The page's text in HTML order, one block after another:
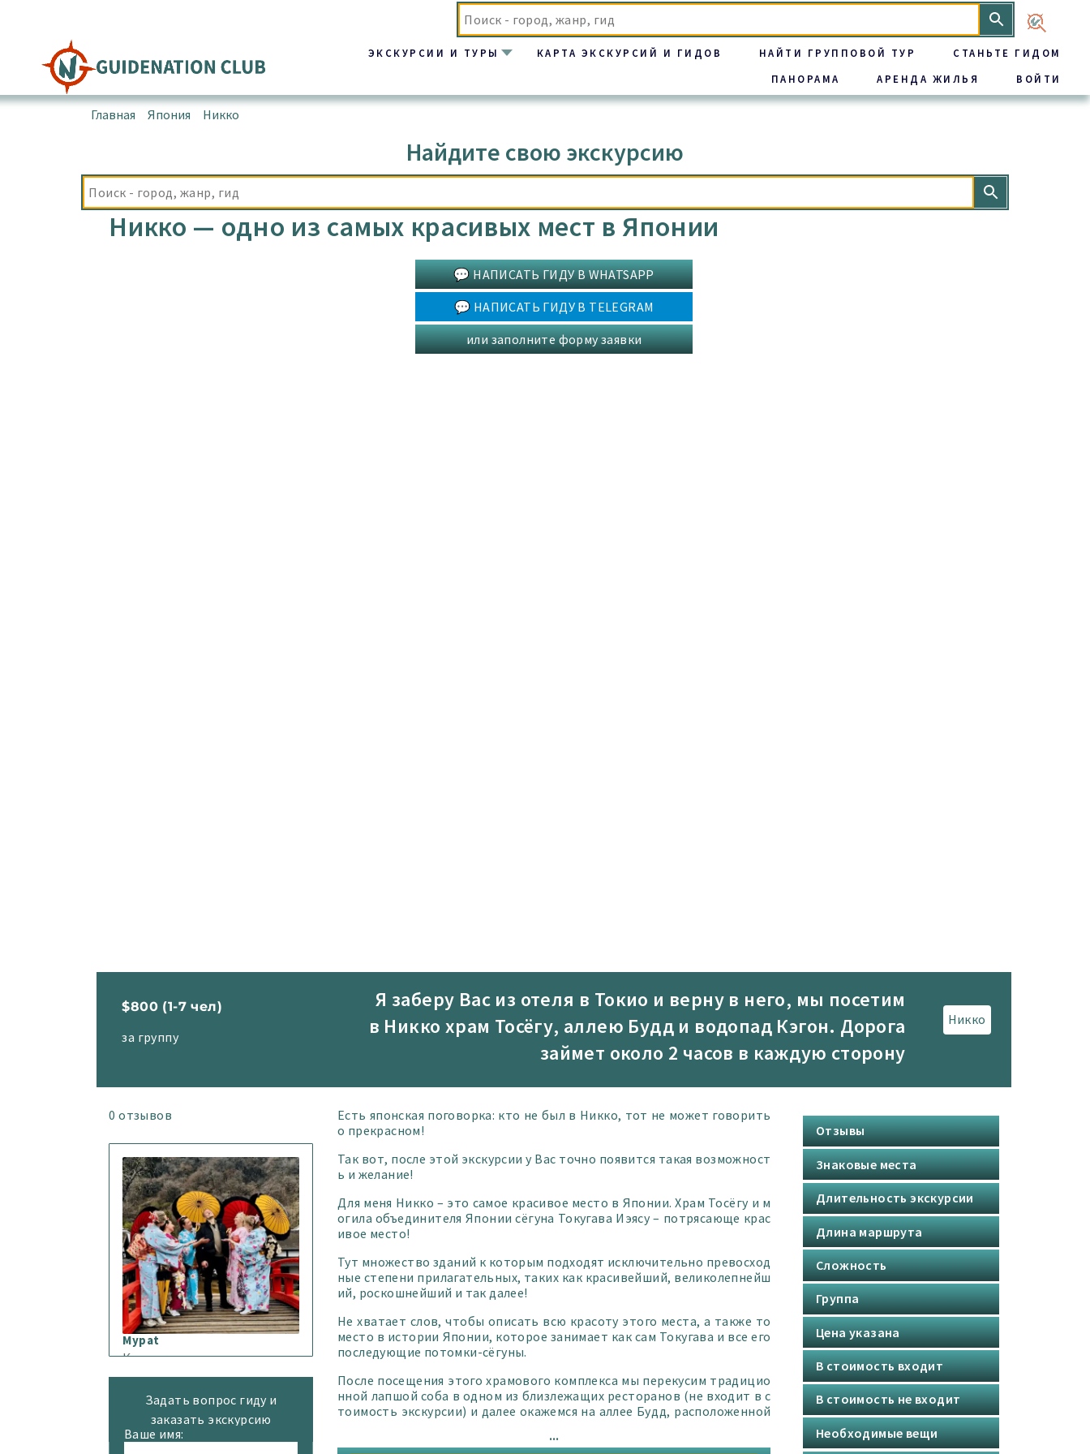
содержимому
ЭКСКУРСИИ И ТУРЫ КАРТА ЭКСКУРСИЙ И ГИДОВ НАЙТИ ГРУППОВОЙ ТУР
СТАНЬТЕ ГИДОМ
ПАНОРАМА
АРЕНДА ЖИЛЬЯ ВОЙТИ
Главная Япония Никко
Найдите свою экскурсию
Никко — одно из самых красивых мест в Японии
💬 НАПИСАТЬ ГИДУ В WHATSAPP
💬 НАПИСАТЬ ГИДУ В TELEGRAM
или заполните форму заявки
$800 (1-7 чел)
за группу
Я заберу Вас из отеля в Токио и верну в него, мы посетим
в Никко храм Тосёгу, аллею Будд и водопад Кэгон. Дорога
займет около 2 часов в каждую сторону
Никко
0 отзывов
Mypat
Контакты:
Telegram
🧒 Добрый день! Я —
Михаил, живу в Японии с
Задать вопрос гиду и
заказать экскурсию
Ваше имя:
Есть японская поговорка: кто не был в Никко, тот не может говорить
о прекрасном!
Так вот, после этой экскурсии у Вас точно появится такая возможност
ь и желание!
Для меня Никко – это самое красивое место в Японии.Храм Тосёгу и м
огила объединителя Японии сёгуна Токугава Иэясу – потрясающе крас
ивое место!
Тут множество зданий к которым подходят исключительно превосход
ные степени прилагательных, таких как красивейший, великолепнейш
ий, роскошнейший и так далее!
Не хватает слов, чтобы описать всю красоту этого места, а также то
место в истории Японии, которое занимает как сам Токугава и все его
последующие потомки-сёгуны.
После посещения этого храмового комплекса мы перекусим традицио
нной лапшой соба в одном из близлежащих ресторанов (не входит в с
тоимость экскурсии) и далее окажемся на аллее Будд, расположенной
...
Отзывы
Знаковые места
Длительность экскурсии
Длина маршрута
Сложность
Группа
Цена указана
В стоимость входит
В стоимость не входит
Необходимые вещи